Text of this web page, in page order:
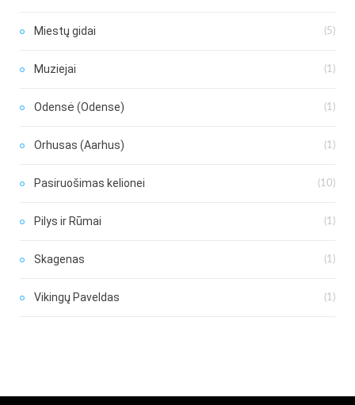
Miestų gidai (5)
Muziejai (1)
Odensė (Odense) (1)
Orhusas (Aarhus) (1)
Pasiruošimas kelionei (10)
Pilys ir Rūmai (1)
Skagenas (1)
Vikingų Paveldas (1)